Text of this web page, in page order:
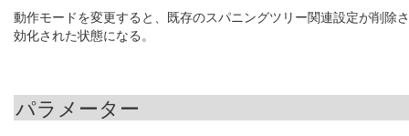
動作モードを変更すると、既存のスパニングツリー関連設定が削
効化された状態になる。
パラメーター